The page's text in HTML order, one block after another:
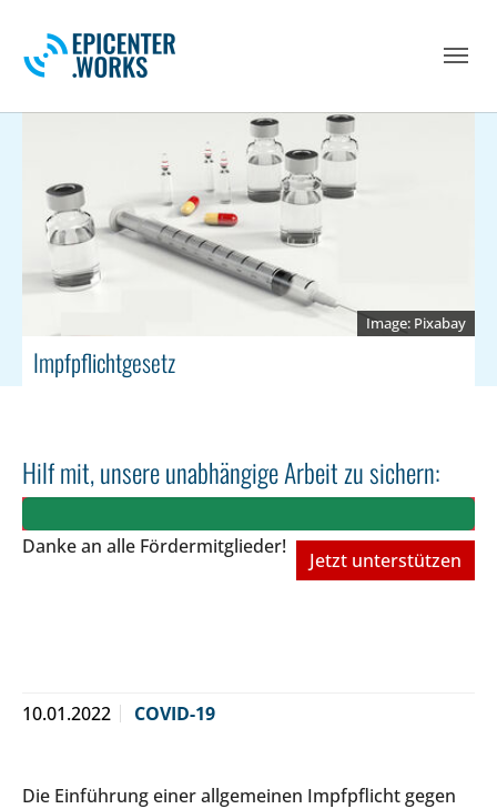
Pixabay
Impfpflichtgesetz
Hilf mit, unsere unabhängige Arbeit zu sichern:
Danke an alle Fördermitglieder!
Jetzt unterstützen
10.01.2022 COVID-19
Die Einführung einer allgemeinen Impfpflicht gegen